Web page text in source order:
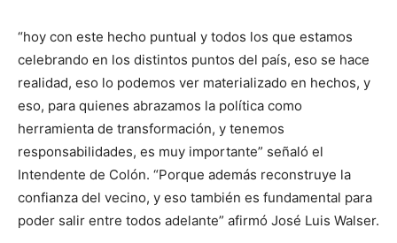
“hoy con este hecho puntual y todos los que estamos
celebrando en los distintos puntos del país, eso se hace
realidad, eso lo podemos ver materializado en hechos, y
eso, para quienes abrazamos la política como
herramienta de transformación, y tenemos
responsabilidades, es muy importante” señaló el
Intendente de Colón. “Porque además reconstruye la
confianza del vecino, y eso también es fundamental para
poder salir entre todos adelante” afirmó José Luis Walser.